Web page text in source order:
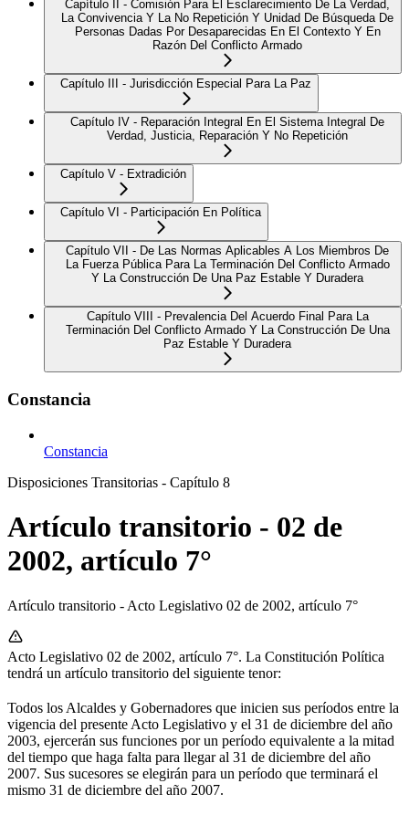
Capítulo II - Comisión Para El Esclarecimiento De La Verdad,
La Convivencia Y La No Repetición Y Unidad De Búsqueda De
Personas Dadas Por Desaparecidas En El Contexto Y En
Razón Del Conflicto Armado
Capítulo III - Jurisdicción Especial Para La Paz
Capítulo IV - Reparación Integral En El Sistema Integral De
Verdad, Justicia, Reparación Y No Repetición
Capítulo V - Extradición
Capítulo VI - Participación En Política
Capítulo VII - De Las Normas Aplicables A Los Miembros De
La Fuerza Pública Para La Terminación Del Conflicto Armado
Y La Construcción De Una Paz Estable Y Duradera
Capítulo VIII - Prevalencia Del Acuerdo Final Para La
Terminación Del Conflicto Armado Y La Construcción De Una
Paz Estable Y Duradera
Constancia
Constancia
Disposiciones Transitorias - Capítulo 8
Artículo transitorio - 02 de
2002, artículo 7°
Artículo transitorio - Acto Legislativo 02 de 2002, artículo 7°
Acto Legislativo 02 de 2002, artículo 7°. La Constitución Política
tendrá un artículo transitorio del siguiente tenor:
Todos los Alcaldes y Gobernadores que inicien sus períodos entre la
vigencia del presente Acto Legislativo y el 31 de diciembre del año
2003, ejercerán sus funciones por un período equivalente a la mitad
del tiempo que haga falta para llegar al 31 de diciembre del año
2007. Sus sucesores se elegirán para un período que terminará el
mismo 31 de diciembre del año 2007.